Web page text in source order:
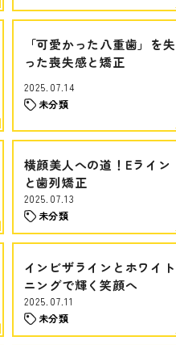
「可愛かった八重歯」を失
った喪失感と矯正
2025.07.14
未分類
横顔美人への道！Eライン
と歯列矯正
2025.07.13
未分類
インビザラインとホワイト
ニングで輝く笑顔へ
2025.07.11
未分類